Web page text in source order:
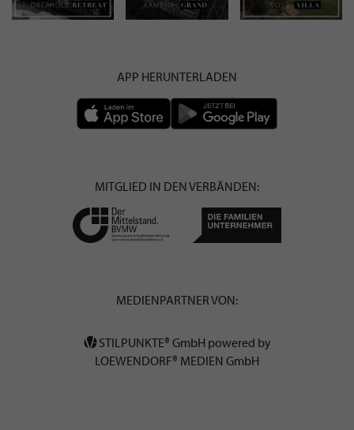
APP HERUNTERLADEN
MITGLIED IN DEN VERBÄNDEN:
MEDIENPARTNER VON:
STILPUNKTE® GmbH powered by
LOEWENDORF® MEDIEN GmbH